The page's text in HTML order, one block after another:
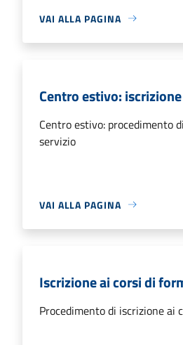
VAI ALLA PAGINA
Centro estivo:
Centro estivo: procedimento
servizio
VAI ALLA PAGINA
Iscrizione ai corsi di
Procedimento di iscrizione ai